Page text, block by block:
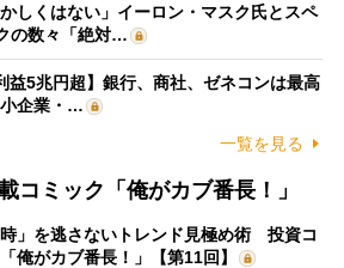
かしくはない」イーロン・マスク氏とスペ
の数々「絶対…
益5兆円超】銀行、商社、ゼネコンは最高
企業・…
一覧を見る
コミック「俺がカブ番長！」
時」を逃さないトレンド見極め術 投資コ
俺がカブ番長！」【第11回】